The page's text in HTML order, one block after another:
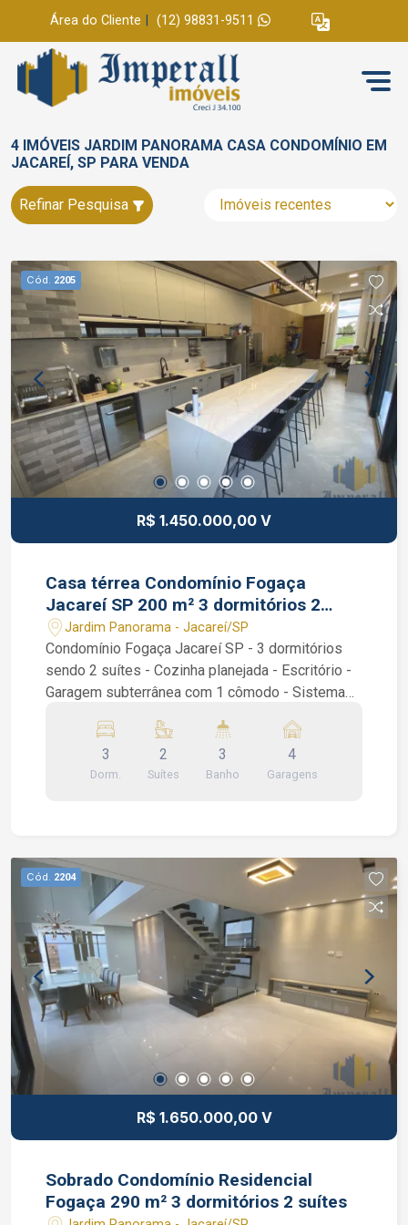
Área do Cliente (12) 98831-9511
4 IMÓVEIS JARDIM PANORAMA CASA CONDOMÍNIO EM
JACAREÍ, SP PARA VENDA
Refinar Pesquisa
Cód. 2205
R$ 1.450.000,00 V
Casa térrea Condomínio Fogaça
Jacareí SP 200 m² 3 dormitórios 2
suítes
Jardim Panorama - Jacareí/SP
Condomínio Fogaça Jacareí SP - 3 dormitórios
sendo 2 suítes - Cozinha planejada - Escritório -
Garagem subterrânea com 1 cômodo - Sistema
dormitórios sendo 2 suítes, sendo 1 das suítes
com closet, cozinha em conceito aberto com ilha
central, lavanderia, infraestrutura para ar
horas, câmeras de monitoramentos, lindo e
espaçoso salão de festas, playground, campo
society, piscina , academia, pista de caminhada e
muito verde. Interessados falar com o corretor de
imóvel Caique Lopes de CRECI 264.991 F (12)
99189-7273 WhatsApp (Claro).
3
Dorm.
2
Suítes
3
Banho
4
Garagens
Cód. 2204
R$ 1.650.000,00 V
Sobrado Condomínio Residencial
Fogaça 290 m² 3 dormitórios 2 suítes